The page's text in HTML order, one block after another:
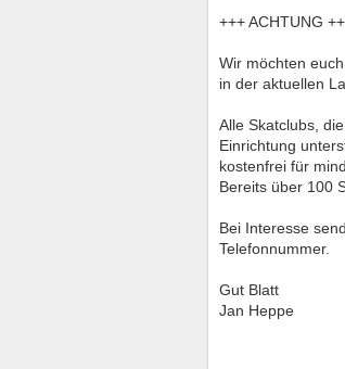
+++ ACHTUNG
Wir möchten
in der aktuellen
Alle Skatclubs,
Einrichtung
kostenfrei für
Bereits über 100
Bei Interesse
Telefonnummer.
Gut Blatt
Jan Heppe